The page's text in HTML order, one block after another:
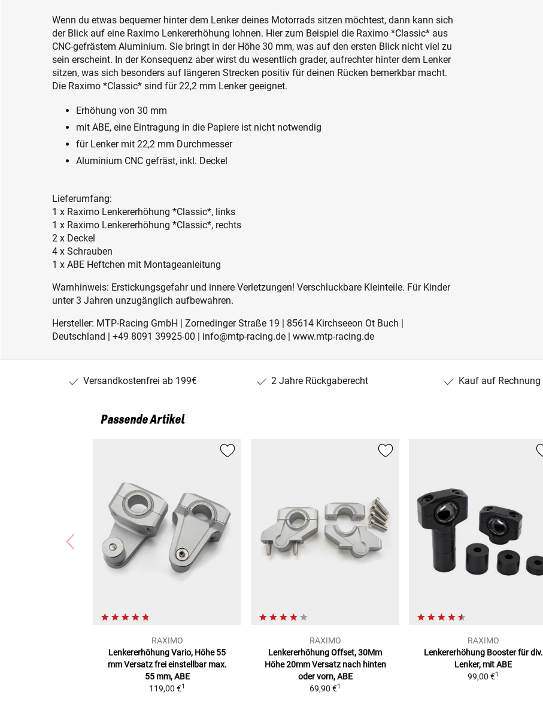
Wenn du etwas bequemer hinter dem Lenker deines Motorrads sitzen möchtest, dann kann sich
der Blick auf eine Raximo Lenkererhöhung lohnen. Hier zum Beispiel die Raximo *Classic* aus
CNC-gefrästem Aluminium. Sie bringt in der Höhe 30 mm, was auf den ersten Blick nicht viel zu
sein erscheint. In der Konsequenz aber wirst du wesentlich grader, aufrechter hinter dem Lenker
sitzen, was sich besonders auf längeren Strecken positiv für deinen Rücken bemerkbar macht.
Die Raximo *Classic* sind für 22,2 mm Lenker geeignet.
Erhöhung von 30 mm
mit ABE, eine Eintragung in die Papiere ist nicht notwendig
für Lenker mit 22,2 mm Durchmesser
Aluminium CNC gefräst, inkl. Deckel
Lieferumfang:
1 x Raximo Lenkererhöhung *Classic*, links
1 x Raximo Lenkererhöhung *Classic*, rechts
2 x Deckel
4 x Schrauben
1 x ABE Heftchen mit Montageanleitung
Warnhinweis: Erstickungsgefahr und innere Verletzungen! Verschluckbare Kleinteile. Für Kinder
unter 3 Jahren unzugänglich aufbewahren.
Hersteller: MTP-Racing GmbH | Zornedinger Straße 19 | 85614 Kirchseeon Ot Buch |
Deutschland | +49 8091 39925-00 | info@mtp-racing.de | www.mtp-racing.de
Versandkostenfrei ab 199€ 2 Jahre Rückgaberecht Kauf auf Rechnung
Passende Artikel
RAXIMO
Lenkererhöhung Vario, Höhe 55
mm Versatz frei einstellbar max.
55 mm, ABE
119,00 €1
RAXIMO
Lenkererhöhung Offset, 30Mm
Höhe 20mm Versatz nach hinten
oder vorn, ABE
69,90 €1
RAXIMO
Lenkererhöhung Booster für div.
Lenker, mit ABE
99,00 €1